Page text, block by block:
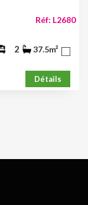
Réf: L2680
2 37.5m²
Détails